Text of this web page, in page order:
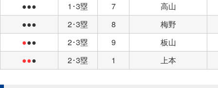
●●●
1･3塁 7
高山
●●●
2･3塁 8
梅野
●●● 2･3塁 9
板山
●●● 2･3塁 1 上本